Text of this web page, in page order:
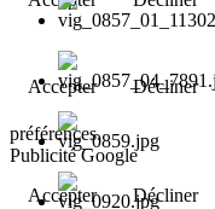
Accepter
Décliner
préférences.
Publicité Google
Accepter
Décliner